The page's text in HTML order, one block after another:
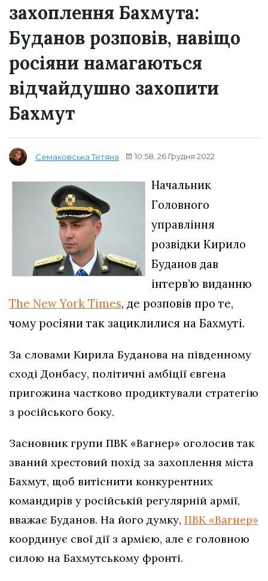
захоплення Бахмута:
Буданов розповів, навіщо
росіяни намагаються
відчайдушно захопити
Бахмут
Семаковська Тетяна 10:58, 26 Грудня 2022
Начальник
Головного
управління
розвідки Кирило
Буданов дав
інтерв’ю виданню
The New York Times, де розповів про те,
чому росіяни так зациклилися на Бахмуті.
За словами Кирила Буданова на південному
сході Донбасу, політичні амбіції євгена
пригожина частково продиктували стратегію
з російського боку.
Засновник групи ПВК «Вагнер» оголосив так
званий хрестовий похід за захоплення міста
Бахмут, щоб витіснити конкурентних
командирів у російській регулярній армії,
вважає Буданов. На його думку, ПВК «Вагнер»
координує свої дії з армією, але є головною
силою на Бахмутському фронті.